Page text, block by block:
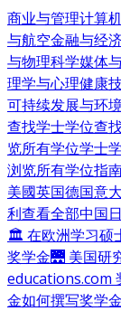
商业与管理计算
与航空金融与经
与物理科学媒体
理学与心理健康
可持续发展与环
查找学士学位查
览所有学位学士
浏览所有学位指
美國英国德国意
利查看全部中国
🏛 在欧洲学习硕
奖学金🌉 美国研
educations.com
金如何撰写奖学